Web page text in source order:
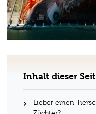
Inhalt dieser
Lieber einen